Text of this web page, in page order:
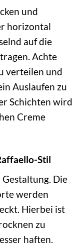
und
horizontal
auf die
Achte
verteilen und
Auslaufen zu
Schichten wird
Creme
Stil
Die
werden
Hierbei ist
zu
haften.